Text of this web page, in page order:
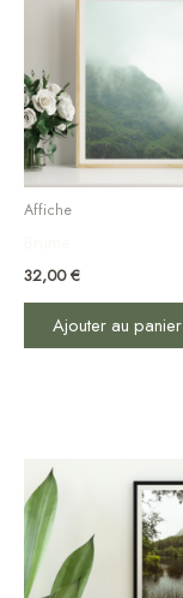
Affiche
32,00€
Ajouter au panier